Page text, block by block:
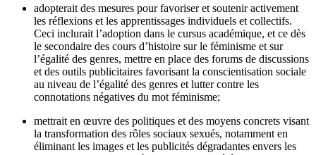
adopterait des mesures pour favoriser et soutenir activement
les réflexions et les apprentissages individuels et collectifs.
Ceci inclurait l’adoption dans le cursus académique, et ce dès
le secondaire des cours d’histoire sur le féminisme et sur
l’égalité des genres, mettre en place des forums de discussions
et des outils publicitaires favorisant la conscientisation sociale
au niveau de l’égalité des genres et lutter contre les
connotations négatives du mot féminisme;
mettrait en œuvre des politiques et des moyens concrets visant
la transformation des rôles sociaux sexués, notamment en
éliminant les images et les publicités dégradantes envers les